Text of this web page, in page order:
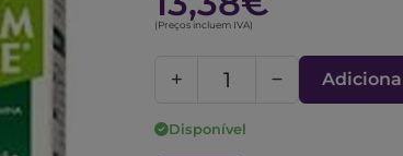
(Preços incluem IVA)
Disponível